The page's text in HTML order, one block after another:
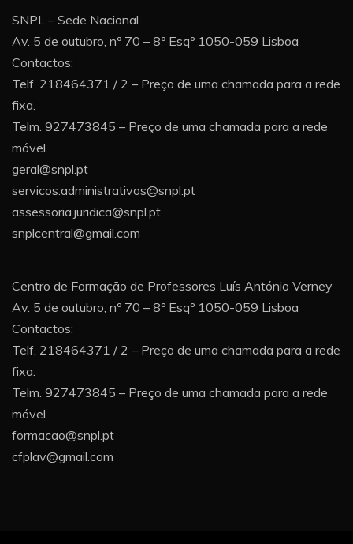
SNPL – Sede Nacional
Av. 5 de outubro, nº 70 – 8º Esqº 1050-059 Lisboa
Contactos:
Telf. 218464371 / 2 – Preço de uma chamada para a rede
fixa.
Telm. 927473845 – Preço de uma chamada para a rede
móvel.
geral@snpl.pt
servicos.administrativos@snpl.pt
assessoria.juridica@snpl.pt
snplcentral@gmail.com
Centro de Formação de Professores Luís António Verney
Av. 5 de outubro, nº 70 – 8º Esqº 1050-059 Lisboa
Contactos:
Telf. 218464371 / 2 – Preço de uma chamada para a rede
fixa.
Telm. 927473845 – Preço de uma chamada para a rede
móvel.
formacao@snpl.pt
cfplav@gmail.com